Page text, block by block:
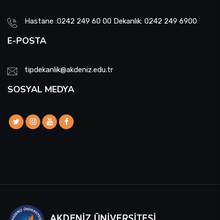
Hastane :0242 249 60 00 Dekanlık: 0242 249 6900
E-POSTA
tipdekanlik@akdeniz.edu.tr
SOSYAL MEDYA